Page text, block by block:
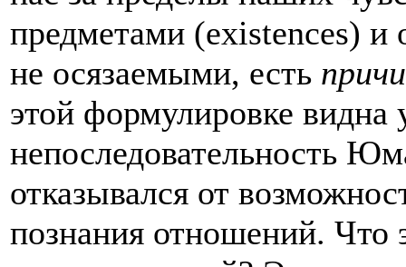
предметами (existences)
не осязаемыми, есть
этой формулировке видна
непоследовательность
отказывался от
познания отношений. Что